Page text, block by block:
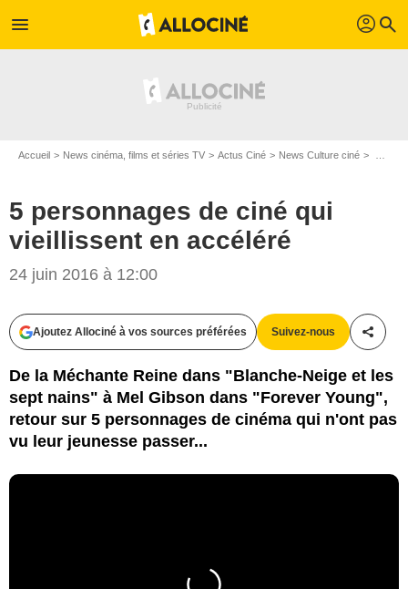
menu profil search
Accueil News cinéma, films et séries TV Actus Ciné News Culture ciné
5 personnages de ciné qui
vieillissent en accéléré
24 juin 2016 à 12:00
Ajoutez Allociné à vos sources préférées Suivez-nous
De la Méchante Reine dans "Blanche-Neige et les
sept nains" à Mel Gibson dans "Forever Young",
retour sur 5 personnages de cinéma qui n'ont pas
vu leur jeunesse passer...